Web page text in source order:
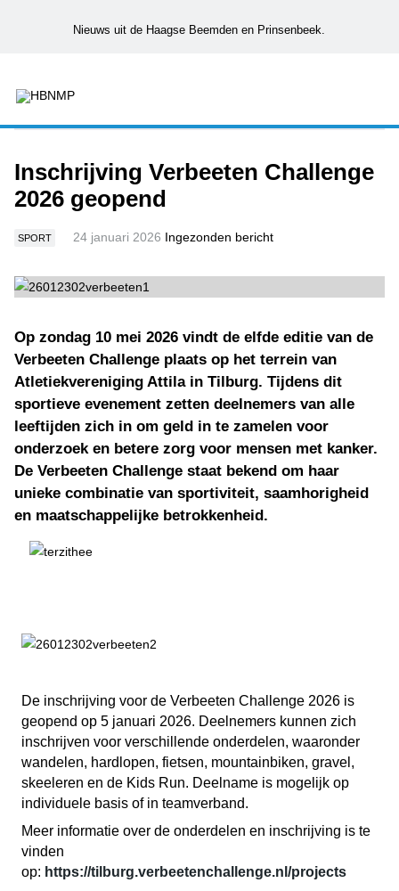
Nieuws uit de Haagse Beemden en Prinsenbeek.
Inschrijving Verbeeten Challenge
2026 geopend
SPORT 24 januari 2026 Ingezonden bericht
Op zondag 10 mei 2026 vindt de elfde editie van de
Verbeeten Challenge plaats op het terrein van
Atletiekvereniging Attila in Tilburg. Tijdens dit
sportieve evenement zetten deelnemers van alle
leeftijden zich in om geld in te zamelen voor
onderzoek en betere zorg voor mensen met kanker.
De Verbeeten Challenge staat bekend om haar
unieke combinatie van sportiviteit, saamhorigheid
en maatschappelijke betrokkenheid.
De inschrijving voor de Verbeeten Challenge 2026 is
geopend op 5 januari 2026. Deelnemers kunnen zich
inschrijven voor verschillende onderdelen, waaronder
wandelen, hardlopen, fietsen, mountainbiken, gravel,
skeeleren en de Kids Run. Deelname is mogelijk op
individuele basis of in teamverband.
Meer informatie over de onderdelen en inschrijving is te
vinden
op: https://tilburg.verbeetenchallenge.nl/projects